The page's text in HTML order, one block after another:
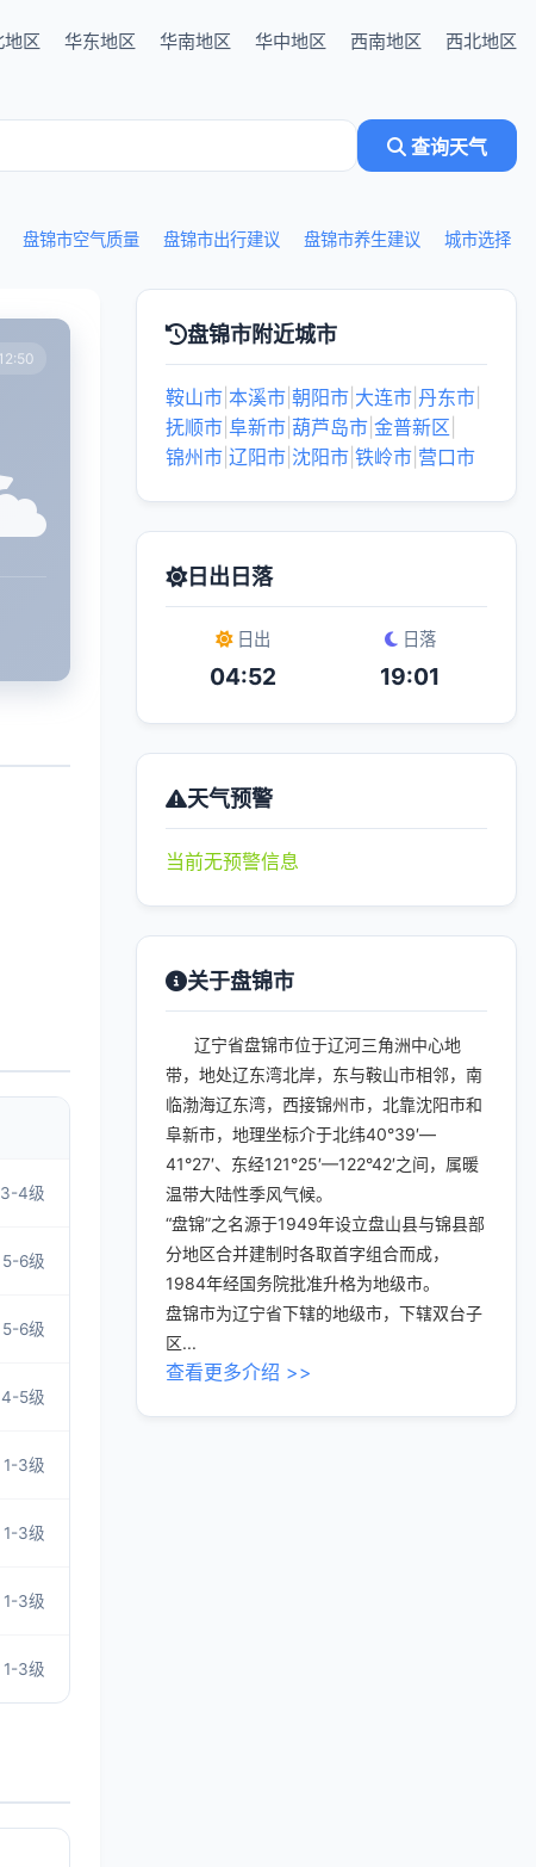
地区 华东地区 华南地区 华中地区 西南地区 西北地区
查询天气
盘锦市空气质量 盘锦市出行建议 盘锦市养生建议 城市选择
3-4级
5-6级
5-6级
4-5级
1-3级
1-3级
1-3级
1-3级
盘锦市附近城市
鞍山市 本溪市 朝阳市 大连市 丹东市
抚顺市 阜新市 葫芦岛市 金普新区
锦州市 辽阳市 沈阳市 铁岭市 营口市
日出日落
日出
04:52
日落
19:01
天气预警
当前无预警信息
关于盘锦市
辽宁省盘锦市位于辽河三角洲中心地
带，地处辽东湾北岸，东与鞍山市相邻，南
临渤海辽东湾，西接锦州市，北靠沈阳市和
阜新市，地理坐标介于北纬40°39′—
41°27′、东经121°25′—122°42′之间，属暖
温带大陆性季风气候。
“盘锦”之名源于1949年设立盘山县与锦县部
分地区合并建制时各取首字组合而成，
1984年经国务院批准升格为地级市。
盘锦市为辽宁省下辖的地级市，下辖双台子
区...
查看更多介绍 >>